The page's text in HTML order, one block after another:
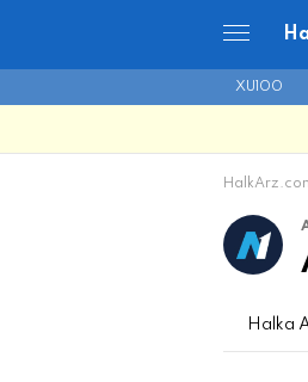
XU100
Halka